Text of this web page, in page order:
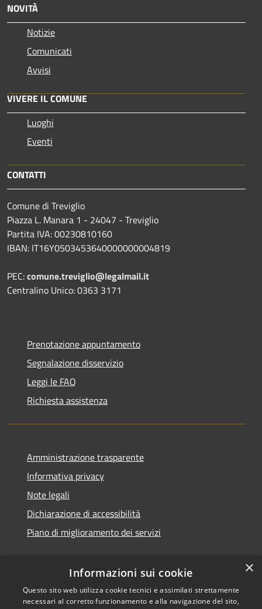
NOVITÀ
Notizie
Comunicati
Avvisi
VIVERE IL COMUNE
Luoghi
Eventi
CONTATTI
Comune di Treviglio
Piazza L. Manara 1 - 24047 - Treviglio
Partita IVA: 00230810160
IBAN: IT16Y0503453640000000004819
PEC:comune.treviglio@legalmail.it
Centralino Unico: 0363 3171
Prenotazione appuntamento
Segnalazione disservizio
Leggi le FAQ
Richiesta assistenza
Amministrazione trasparente
Informativa privacy
Note legali
Dichiarazione di accessibilità
Piano di miglioramento dei servizi
RSS
Accessibilità
Copyright © 2026 • Comune di
Treviglio • Powered by
×
Informazioni sui cookie
Questo sito web utilizza cookie tecnici e assimilati strettamente
necessari al corretto funzionamento e alla navigazione del sito,